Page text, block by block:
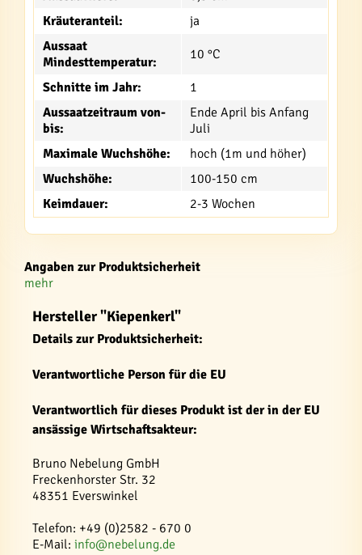
Kräuteranteil:
ja
Aussaat
Mindesttemperatur:
10 °C
Schnitte im Jahr:
1
Aussaatzeitraum von-
bis:
Ende April bis Anfang
Juli
Maximale Wuchshöhe:
hoch (1m und höher)
Wuchshöhe:
100-150 cm
Keimdauer:
2-3 Wochen
Angaben zur Produktsicherheit
mehr
Hersteller "Kiepenkerl"
Details zur Produktsicherheit:
Verantwortliche Person für die EU
Verantwortlich für dieses Produkt ist der in der EU
ansässige Wirtschaftsakteur:
Bruno Nebelung GmbH
Freckenhorster Str. 32
48351 Everswinkel
Telefon: +49 (0)2582 - 670 0
E-Mail: info@nebelung.de